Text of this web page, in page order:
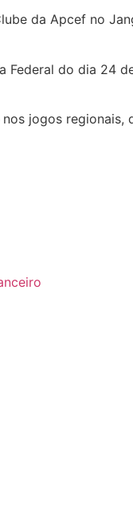
da Apcef no
Federal do dia 24
jogos regionais,